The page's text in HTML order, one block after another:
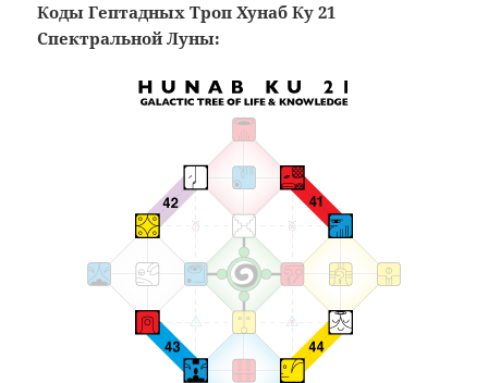
Коды Гептадных Троп Хунаб Ку 21
Спектральной Луны: